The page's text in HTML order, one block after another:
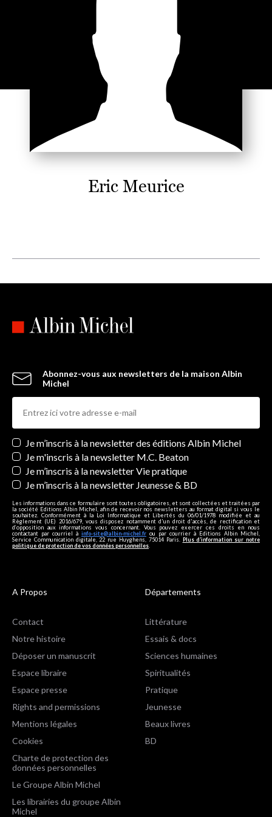
Eric Meurice
Abonnez-vous aux newsletters de la maison Albin
Michel
Newsletters
Je m’inscris à la newsletter des éditions Albin Michel
Je m'inscris à la newsletter M.C. Beaton
Je m’inscris à la newsletter Vie pratique
Je m’inscris à la newsletter Jeunesse & BD
Les informations dans ce formulaire sont toutes obligatoires, et sont collectées et traitées par
la société Editions Albin Michel, afin de recevoir nos newsletters au format digital si vous le
souhaitez. Conformément à la Loi Informatique et Libertés du 06/01/1978 modifiée et au
Règlement (UE) 2016/679, vous disposez notamment d'un droit d'accès, de rectification et
d’opposition aux informations vous concernant. Vous pouvez exercer ces droits en nous
contactant par courriel à info-site@albin-michel.fr ou par courrier à Editions Albin Michel,
Service Communication digitale, 22 rue Huyghens, 75014 Paris. Plus d’information sur notre
politique de protection de vos données personnelles
A Propos
Contact
Notre histoire
Déposer un manuscrit
Espace libraire
Espace presse
Rights and permissions
Mentions légales
Cookies
Charte de protection des
données personnelles
Le Groupe Albin Michel
Les librairies du groupe Albin
Michel
Départements
Littérature
Essais & docs
Sciences humaines
Spiritualités
Pratique
Jeunesse
Beaux livres
BD